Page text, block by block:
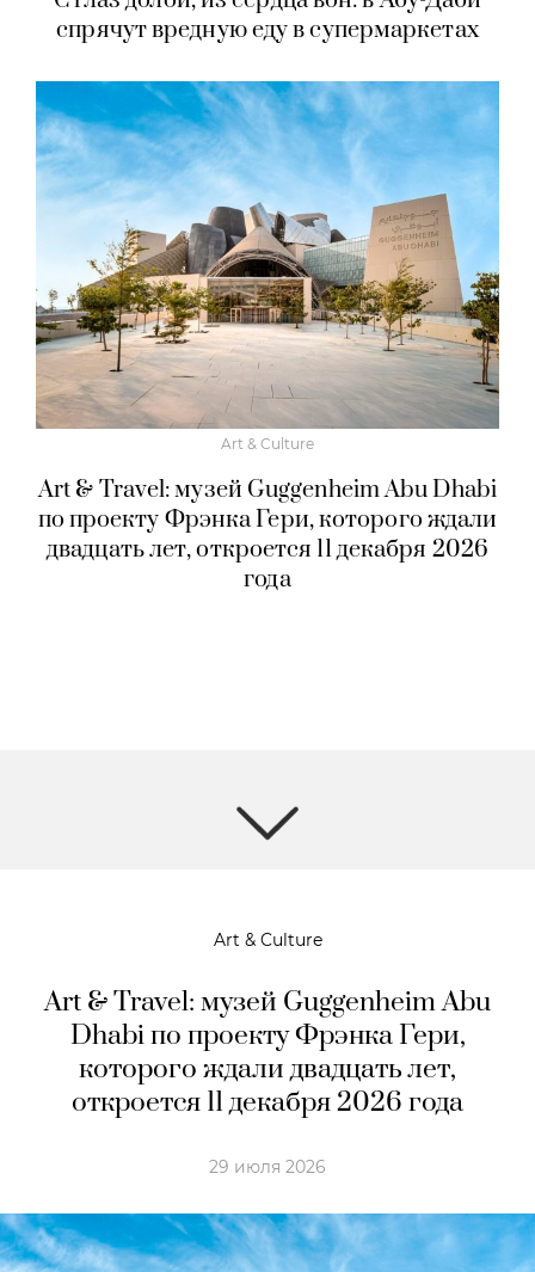
спрячут вредную еду в супермаркетах
Art & Culture
Art & Travel: музей Guggenheim Abu Dhabi
по проекту Фрэнка Гери, которого ждали
двадцать лет, откроется 11 декабря 2026
года
Art & Culture
Art & Travel: музей Guggenheim Abu
Dhabi по проекту Фрэнка Гери,
которого ждали двадцать лет,
откроется 11 декабря 2026 года
29 июля 2026